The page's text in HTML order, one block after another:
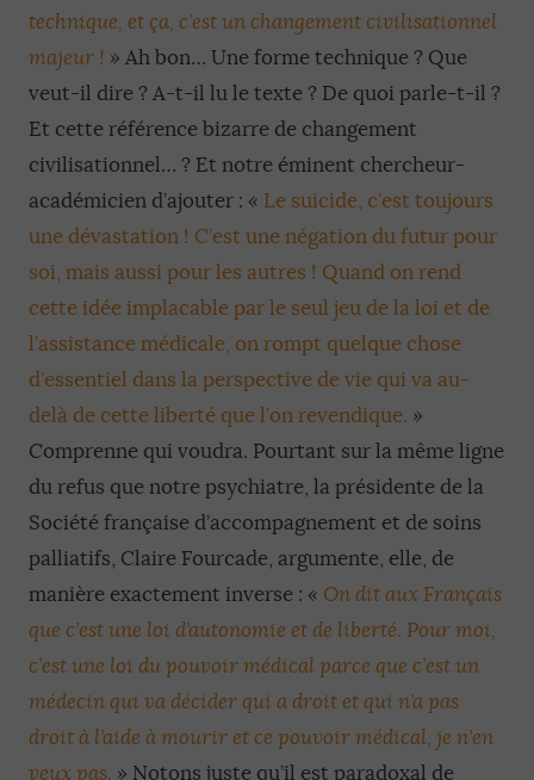
technique, et ça, c’est un changement civilisationnel
majeur ! » Ah bon… Une forme technique ? Que
veut-il dire ? A-t-il lu le texte ? De quoi parle-t-il ?
Et cette référence bizarre de changement
civilisationnel… ? Et notre éminent chercheur-
académicien d’ajouter : « Le suicide, c’est toujours
une dévastation ! C’est une négation du futur pour
soi, mais aussi pour les autres ! Quand on rend
cette idée implacable par le seul jeu de la loi et de
l’assistance médicale, on rompt quelque chose
d’essentiel dans la perspective de vie qui va au-
delà de cette liberté que l’on revendique. »
Comprenne qui voudra. Pourtant sur la même ligne
du refus que notre psychiatre, la présidente de la
Société française d’accompagnement et de soins
palliatifs, Claire Fourcade, argumente, elle, de
manière exactement inverse : « On dit aux Français
que c’est une loi d’autonomie et de liberté. Pour moi,
c’est une loi du pouvoir médical parce que c’est un
médecin qui va décider qui a droit et qui n’a pas
droit à l’aide à mourir et ce pouvoir médical, je n’en
veux pas. » Notons juste qu’il est paradoxal de